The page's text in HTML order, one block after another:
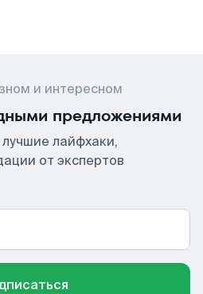
и интересном
предложениями
лайфхаки,
от экспертов